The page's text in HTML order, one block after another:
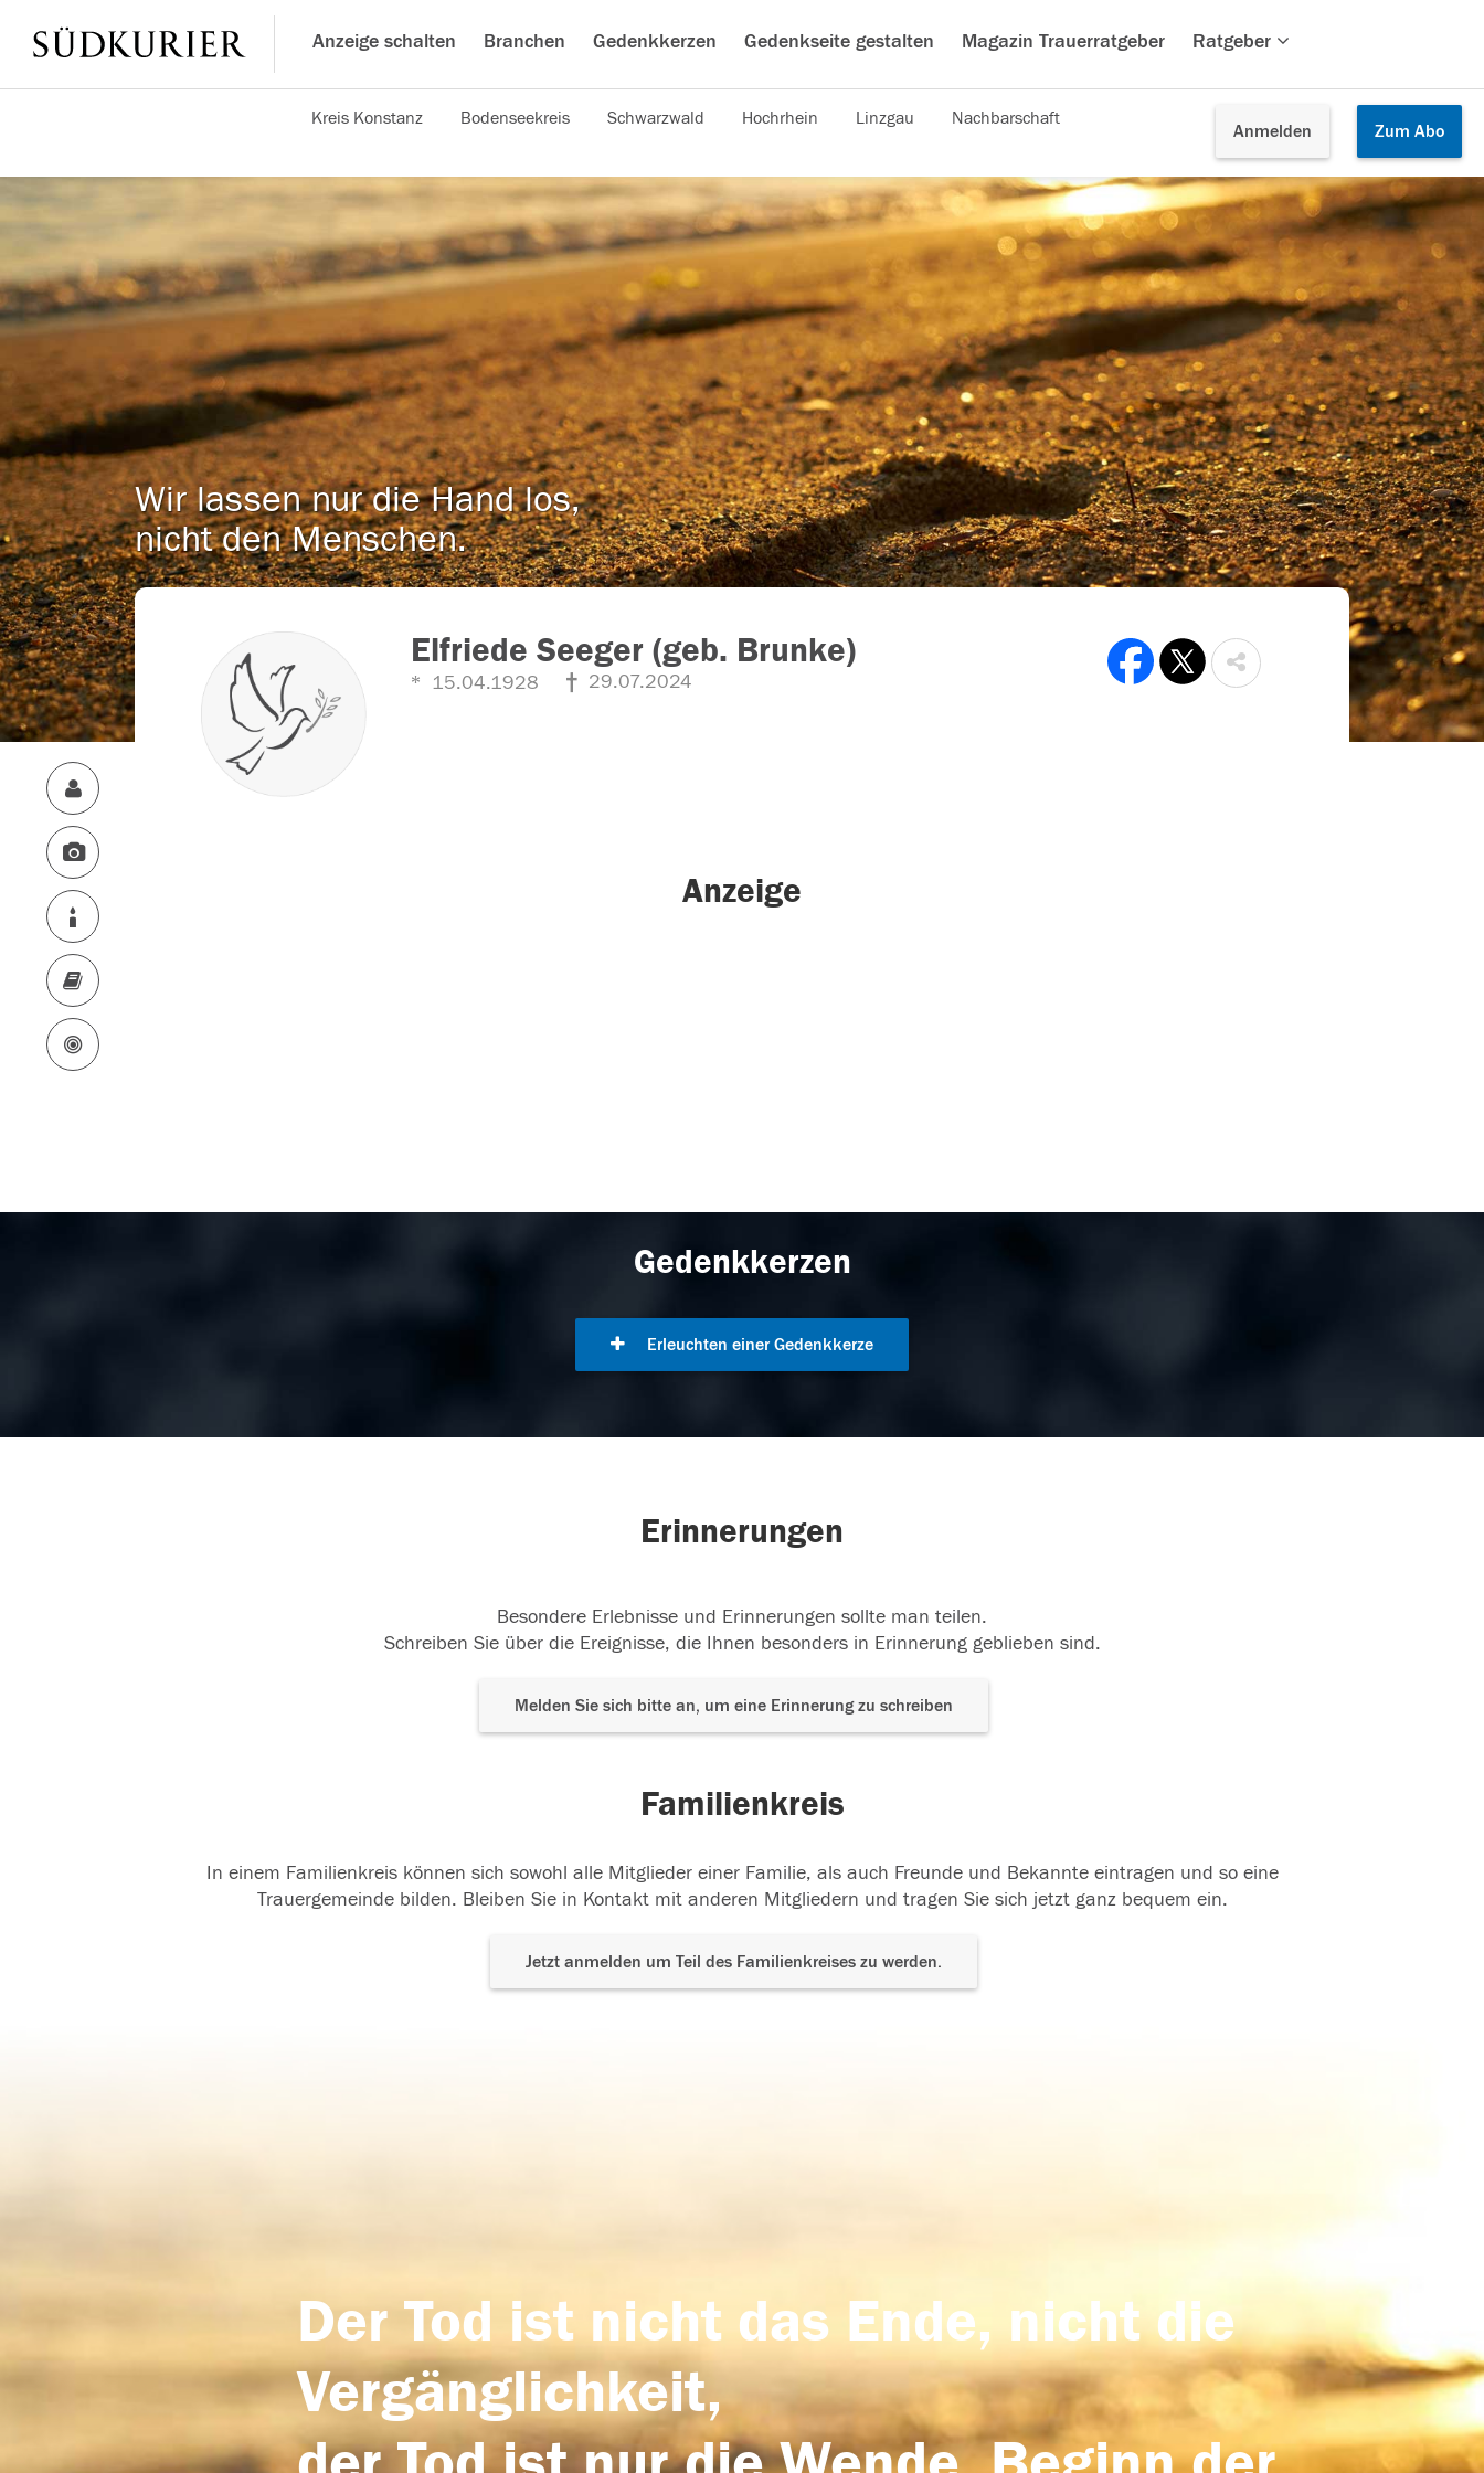
Anzeige schalten Branchen Gedenkkerzen Gedenkseite gestalten Magazin Trauerratgeber Ratgeber
Anmelden Zum Abo
Kreis Konstanz Bodenseekreis Schwarzwald Hochrhein Linzgau Nachbarschaft
Wir lassen nur die Hand los,
nicht den Menschen.
Elfriede Seeger (geb. Brunke)
15.04.1928 29.07.2024
Anzeige
Gedenkkerzen
Erleuchten einer Gedenkkerze
Erinnerungen
Besondere Erlebnisse und Erinnerungen sollte man teilen.
Schreiben Sie über die Ereignisse, die Ihnen besonders in Erinnerung geblieben sind.
Melden Sie sich bitte an, um eine Erinnerung zu schreiben
Familienkreis
In einem Familienkreis können sich sowohl alle Mitglieder einer Familie, als auch Freunde und Bekannte eintragen und so eine
Trauergemeinde bilden. Bleiben Sie in Kontakt mit anderen Mitgliedern und tragen Sie sich jetzt ganz bequem ein.
Jetzt anmelden um Teil des Familienkreises zu werden.
Der Tod ist nicht das Ende, nicht die
Vergänglichkeit,